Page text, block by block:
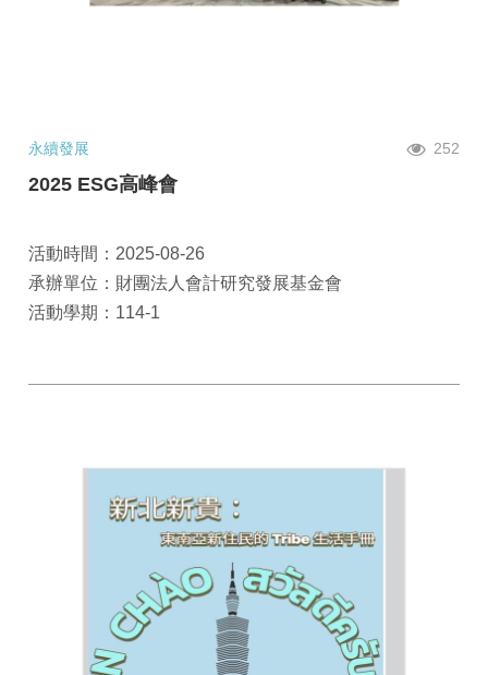
永續發展 252
2025 ESG高峰會
活動時間：2025-08-26
承辦單位：財團法人會計研究發展基金會
活動學期：114-1